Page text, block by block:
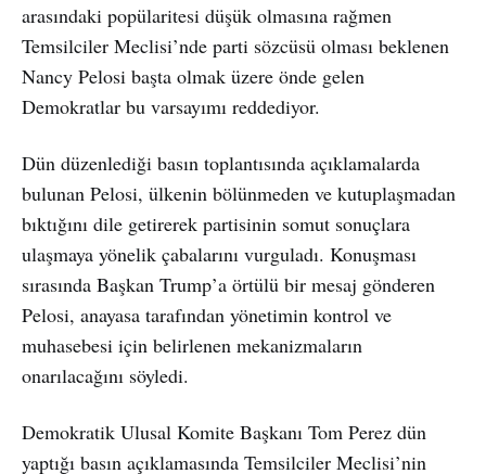
arasındaki popülaritesi düşük olmasına rağmen
Temsilciler Meclisi’nde parti sözcüsü olması beklenen
Nancy Pelosi başta olmak üzere önde gelen
Demokratlar bu varsayımı reddediyor.
Dün düzenlediği basın toplantısında açıklamalarda
bulunan Pelosi, ülkenin bölünmeden ve kutuplaşmadan
bıktığını dile getirerek partisinin somut sonuçlara
ulaşmaya yönelik çabalarını vurguladı. Konuşması
sırasında Başkan Trump’a örtülü bir mesaj gönderen
Pelosi, anayasa tarafından yönetimin kontrol ve
muhasebesi için belirlenen mekanizmaların
onarılacağını söyledi.
Demokratik Ulusal Komite Başkanı Tom Perez dün
yaptığı basın açıklamasında Temsilciler Meclisi’nin